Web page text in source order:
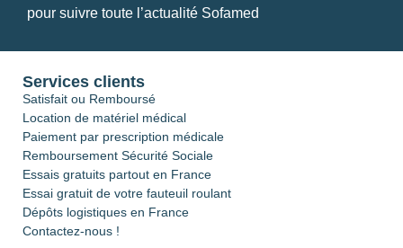
pour suivre toute l’actualité Sofamed
Services clients
Satisfait ou Remboursé
Location de matériel médical
Paiement par prescription médicale
Remboursement Sécurité Sociale
Essais gratuits partout en France
Essai gratuit de votre fauteuil roulant
Dépôts logistiques en France
Contactez-nous !